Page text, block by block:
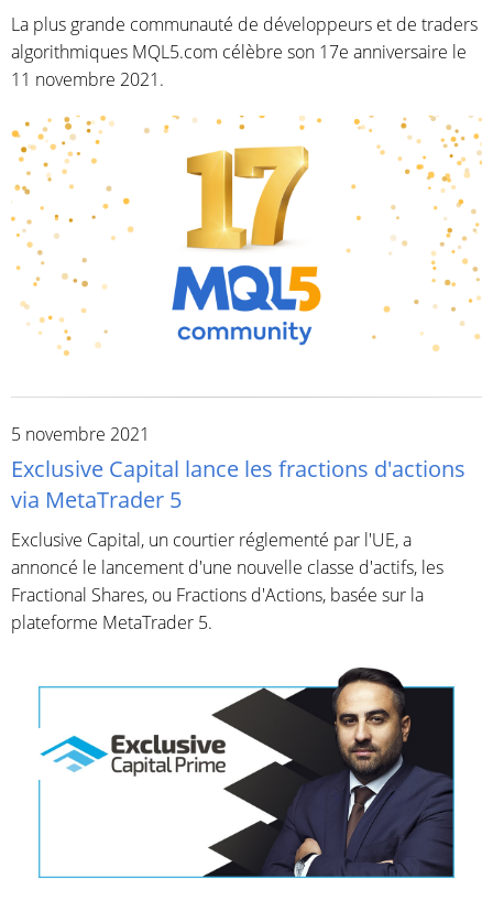
La plus grande communauté de développeurs et de traders
algorithmiques MQL5.com célèbre son 17e anniversaire le
11 novembre 2021.
5 novembre 2021
Exclusive Capital lance les fractions d'actions
via MetaTrader 5
Exclusive Capital, un courtier réglementé par l'UE, a
annoncé le lancement d'une nouvelle classe d'actifs, les
Fractional Shares, ou Fractions d'Actions, basée sur la
plateforme MetaTrader 5.